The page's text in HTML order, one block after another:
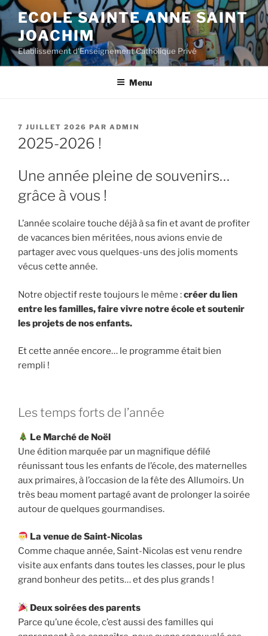
Aller
au
contenu
principal
ECOLE SAINTE ANNE SAINT
JOACHIM
Etablissement d'Enseignement Catholique Privé
Menu
PUBLIÉ
LE
7 JUILLET 2026 PAR ADMIN
2025-2026 !
Une année pleine de souvenirs…
grâce à vous !
L’année scolaire touche déjà à sa fin et avant de profiter
de vacances bien méritées, nous avions envie de
partager avec vous quelques-uns des jolis moments
vécus cette année.
Notre objectif reste toujours le même :créer du lien
entre les familles, faire vivre notre école et soutenir
les projets de nos enfants.
Et cette année encore… le programme était bien
rempli !
Les temps forts de l’année
Le Marché de Noël
Une édition marquée par un magnifique défilé
réunissant tous les enfants de l’école, des maternelles
aux primaires, à l’occasion de la fête des Allumoirs. Un
très beau moment partagé avant de prolonger la soirée
autour de quelques gourmandises.
La venue de Saint-Nicolas
Comme chaque année, Saint-Nicolas est venu rendre
visite aux enfants dans toutes les classes, pour le plus
grand bonheur des petits… et des plus grands !
Deux soirées des parents
Parce qu’une école, c’est aussi des familles qui